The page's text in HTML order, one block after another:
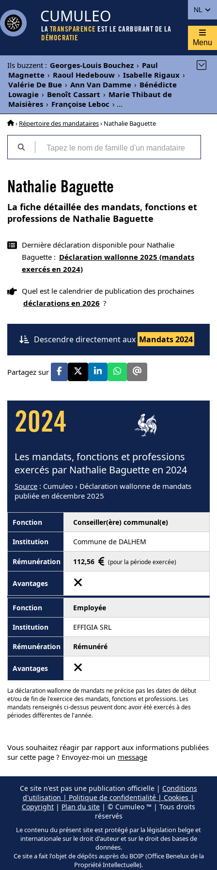
NL
CUMULEO
LA TRANSPARENCE EST LE CARBURANT DE LA
DÉMOCRATIE
Menu
Ils buzzent : Georges-Louis Bouchez › Paul
Magnette › Raoul Hedebouw › Isabelle Rigaux ›
Valérie De Bue › Ann Van Damme › Bénédicte
Lowagie › Benoît Cassart › Marie Thibaut de
Maisières › Françoise Leboc › ...
› Répertoire des mandataires› Nathalie Baguette
Nathalie Baguette
La fiche détaillée des mandats, fonctions et
professions de Nathalie Baguette
Dernière déclaration disponible pour Nathalie
Baguette : Déclaration wallonne 2025 (mandats
exercés en 2024)
Quel est le calendrier de publication des prochaines
déclarations en 2026 ?
Descendre directement aux Mandats 2024
Partagez sur
2024
Les mandats, fonctions et professions
exercés par Nathalie Baguette en 2024
Source : Cumuleo › Déclaration wallonne de mandats
publiée en décembre 2025
Conseiller(ère) communal(e)
Commune de DALHEM
112,56 (pour la période exercée)
Employée
EFFIGIA SRL
Rémunéré
La déclaration wallonne de mandats ne précise pas les dates de début
et/ou de fin de l'exercice des mandats, fonctions et professions. Les
mandats renseignés ci-dessus peuvent donc avoir été exercés à des
périodes différentes de l'année.
Vous souhaitez réagir par rapport aux informations publiées
sur cette page ? Envoyez-moi un message
Ce site n'est pas une publication officielle | Conditions
d'utilisation | Politique de confidentialité | Cookies |
Copyright | Plan du site | © Cumuleo ™ | Tous droits
réservés
Le contenu du présent site est protégé par la législation belge et
internationale sur le droit d'auteur et sur le droit des bases de
données.
Ce site a fait l'objet de dépôts auprès du BOIP (Office Benelux de la
Propriété Intellectuelle).